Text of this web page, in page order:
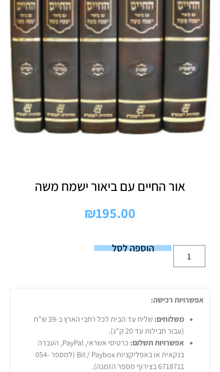
אור החיים עם ביאור ישמח משה
₪195.00
הוספה לסל
אפשרויות רכישה:
משלוחים:
שליח עד הבית לכל רחבי הארץ ב-39 ש"ח
(עבור חבילות עד 20 ק"ג).
אפשרויות תשלום:
כרטיסי אשראי, PayPal, העברה
בנקאית או באפליקציות Bit / Paybox (למספר 054-
6718711 בצירוף מספר הזמנה).